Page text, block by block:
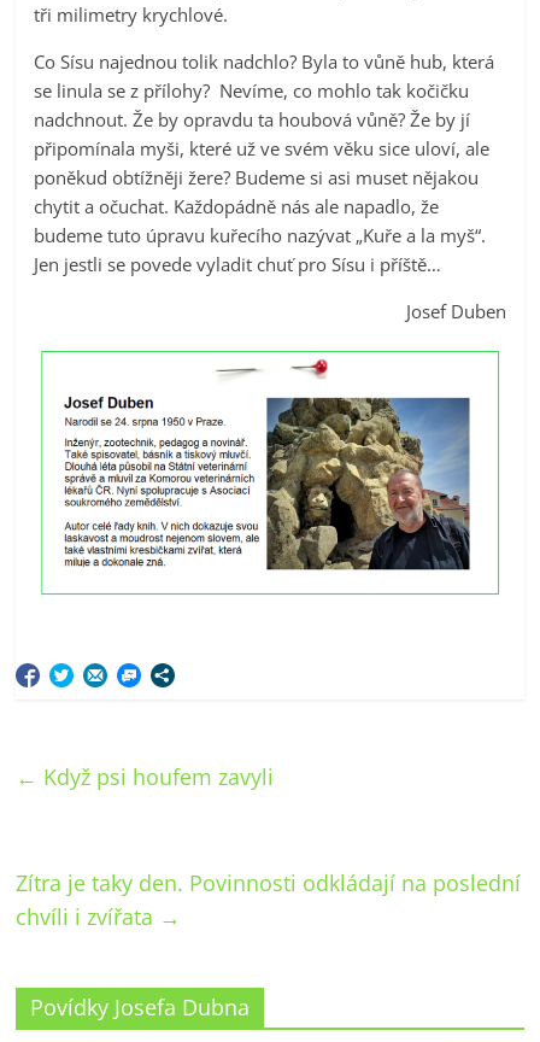
tři milimetry krychlové.
Co Sísu najednou tolik nadchlo? Byla to vůně hub, která
se linula se z přílohy? Nevíme, co mohlo tak kočičku
nadchnout. Že by opravdu ta houbová vůně? Že by jí
připomínala myši, které už ve svém věku sice uloví, ale
poněkud obtížněji žere? Budeme si asi muset nějakou
chytit a očuchat. Každopádně nás ale napadlo, že
budeme tuto úpravu kuřecího nazývat „Kuře a la myš“.
Jen jestli se povede vyladit chuť pro Sísu i příště…
Josef Duben
← Když psi houfem zavyli
Zítra je taky den. Povinnosti odkládají na poslední
chvíli i zvířata →
Povídky Josefa Dubna